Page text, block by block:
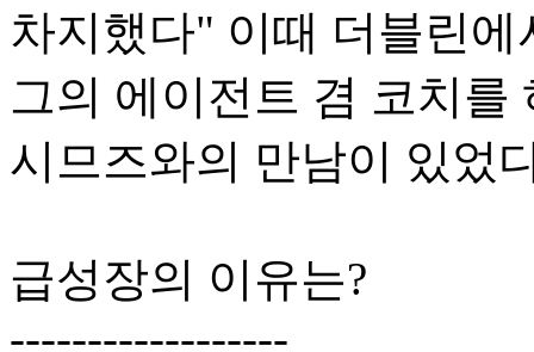
차지했다" 이때 더블린
그의 에이전트 겸 코치를
시므즈와의 만남이 있었
급성장의 이유는?
------------------